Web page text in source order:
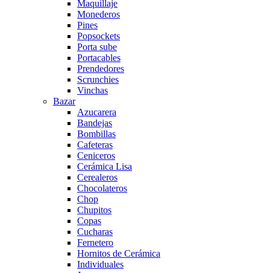
Maquillaje
Monederos
Pines
Popsockets
Porta sube
Portacables
Prendedores
Scrunchies
Vinchas
Bazar
Azucarera
Bandejas
Bombillas
Cafeteras
Ceniceros
Cerámica Lisa
Cerealeros
Chocolateros
Chop
Chupitos
Copas
Cucharas
Fernetero
Hornitos de Cerámica
Individuales